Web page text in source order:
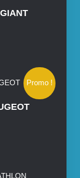
Promo !